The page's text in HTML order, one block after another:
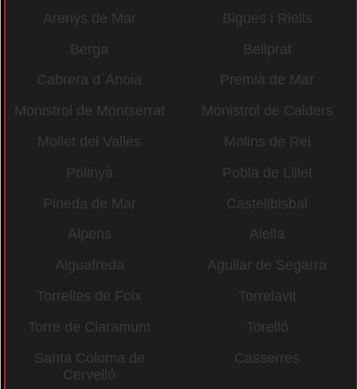
Arenys de Mar
Bigues i Riells
Berga
Bellprat
Cabrera d´Anoia
Premià de Mar
Monistrol de Montserrat
Monistrol de Calders
Mollet del Vallès
Molins de Rei
Polinyà
Pobla de Lillet
Pineda de Mar
Castellbisbal
Alpens
Alella
Aiguafreda
Aguilar de Segarra
Torrelles de Foix
Torrelavit
Torre de Claramunt
Torelló
Santa Coloma de
Cervelló
Casserres